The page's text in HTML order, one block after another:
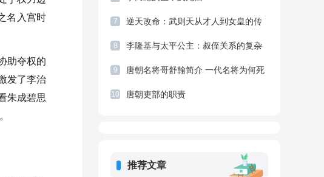
名入宫时
助夺权的
发了李治
朱成碧思
7
逆天改命：武则天从才人到女皇的传
奇人生
8
李隆基与太平公主：叔侄关系的复杂
纠葛与最终决断
9
唐朝名将哥舒翰简介 一代名将为何死
得这么窝囊
10 唐朝吏部的职责
推荐文章